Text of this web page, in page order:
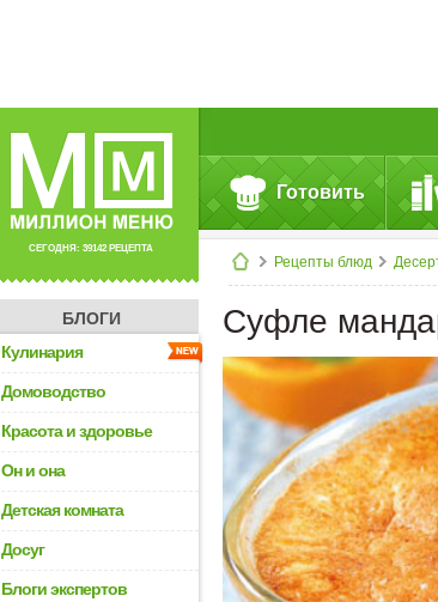
СЕГОДНЯ: 39142 РЕЦЕПТА
Готовить
Рецепты блюд
БЛОГИ
Кулинария
Домоводство
Красота и здоровье
Он и она
Детская комната
Досуг
Блоги экспертов
Суфле